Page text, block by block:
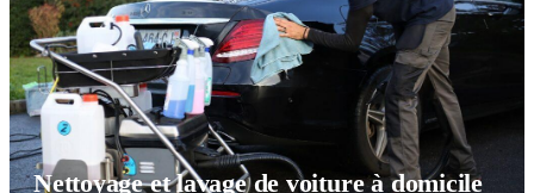
Nettoyage et lavage de voiture à domicile